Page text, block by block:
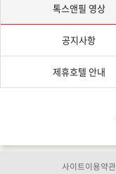
톡스앤필 영상
공지사항
제휴호텔 안내
사이트이용약관